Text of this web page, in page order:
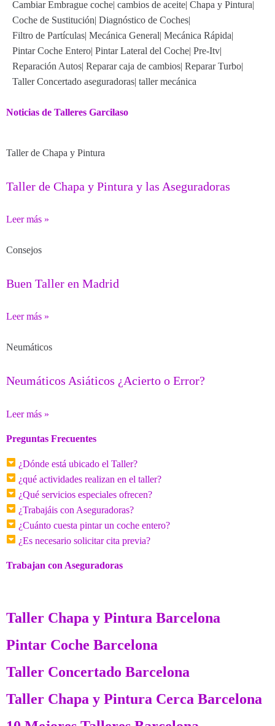
Cambiar Embrague coche| cambios de aceite| Chapa y Pintura|
Coche de Sustitución| Diagnóstico de Coches|
Filtro de Partículas| Mecánica General| Mecánica Rápida|
Pintar Coche Entero| Pintar Lateral del Coche| Pre-Itv|
Reparación Autos| Reparar caja de cambios| Reparar Turbo|
Taller Concertado aseguradoras| taller mecánica
Noticias de Talleres Garcilaso
Taller de Chapa y Pintura
Taller de Chapa y Pintura y las Aseguradoras
Leer más »
Consejos
Buen Taller en Madrid
Leer más »
Neumáticos
Neumáticos Asiáticos ¿Acierto o Error?
Leer más »
Preguntas Frecuentes
¿Dónde está ubicado el Taller?
¿qué actividades realizan en el taller?
¿Qué servicios especiales ofrecen?
¿Trabajáis con Aseguradoras?
¿Cuánto cuesta pintar un coche entero?
¿Es necesario solicitar cita previa?
Trabajan con Aseguradoras
Taller Chapa y Pintura Barcelona
Pintar Coche Barcelona
Taller Concertado Barcelona
Taller Chapa y Pintura Cerca Barcelona